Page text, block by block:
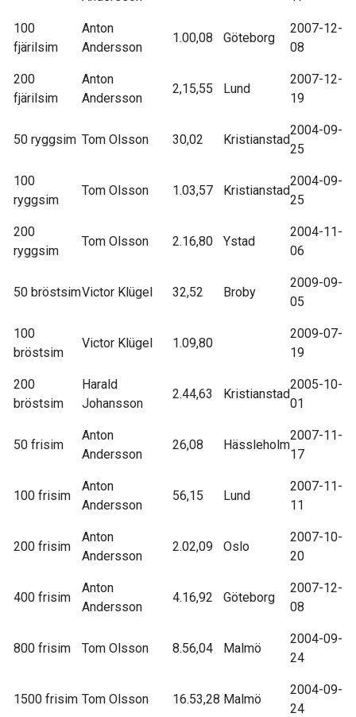
100
fjärilsim
Anton
Andersson
1.00,08 Göteborg
2007-12-
08
200
fjärilsim
Anton
Andersson
2,15,55 Lund
2007-12-
19
50 ryggsim Tom Olsson 30,02 Kristianstad
2004-09-
25
100
ryggsim
Tom Olsson 1.03,57 Kristianstad
2004-09-
25
200
ryggsim
Tom Olsson 2.16,80 Ystad
2004-11-
06
50 bröstsimVictor Klügel 32,52 Broby
2009-09-
05
100
bröstsim
Victor Klügel 1.09,80
2009-07-
19
200
bröstsim
Harald
Johansson
2.44,63 Kristianstad
2005-10-
01
50 frisim
Anton
Andersson
26,08 Hässleholm
2007-11-
17
100 frisim
Anton
Andersson
56,15 Lund
2007-11-
11
200 frisim
Anton
Andersson
2.02,09 Oslo
2007-10-
20
400 frisim
Anton
Andersson
4.16,92 Göteborg
2007-12-
08
800 frisim Tom Olsson 8.56,04 Malmö
2004-09-
24
1500 frisim Tom Olsson 16.53,28 Malmö
2004-09-
24